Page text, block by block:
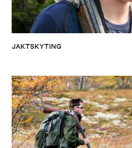
JAKTSKYTING